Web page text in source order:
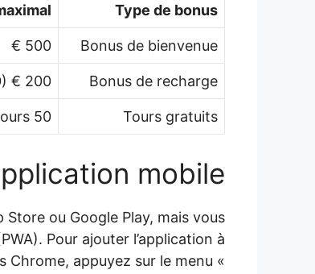
Type de bonus
Bonus de bienvenue
500 €
Bonus de recharge
200 € (50 %)
Tours gratuits
50 tours
mobile
Store ou Google Play, mais vous
Pour ajouter l’application à
Chrome, appuyez sur le menu «